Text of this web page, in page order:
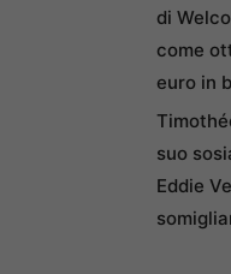
di
come
euro in
suo
Eddie